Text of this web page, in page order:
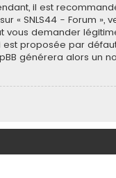
il est
SNLS44 - Forum »,
vous demander
proposée par
générera alors un